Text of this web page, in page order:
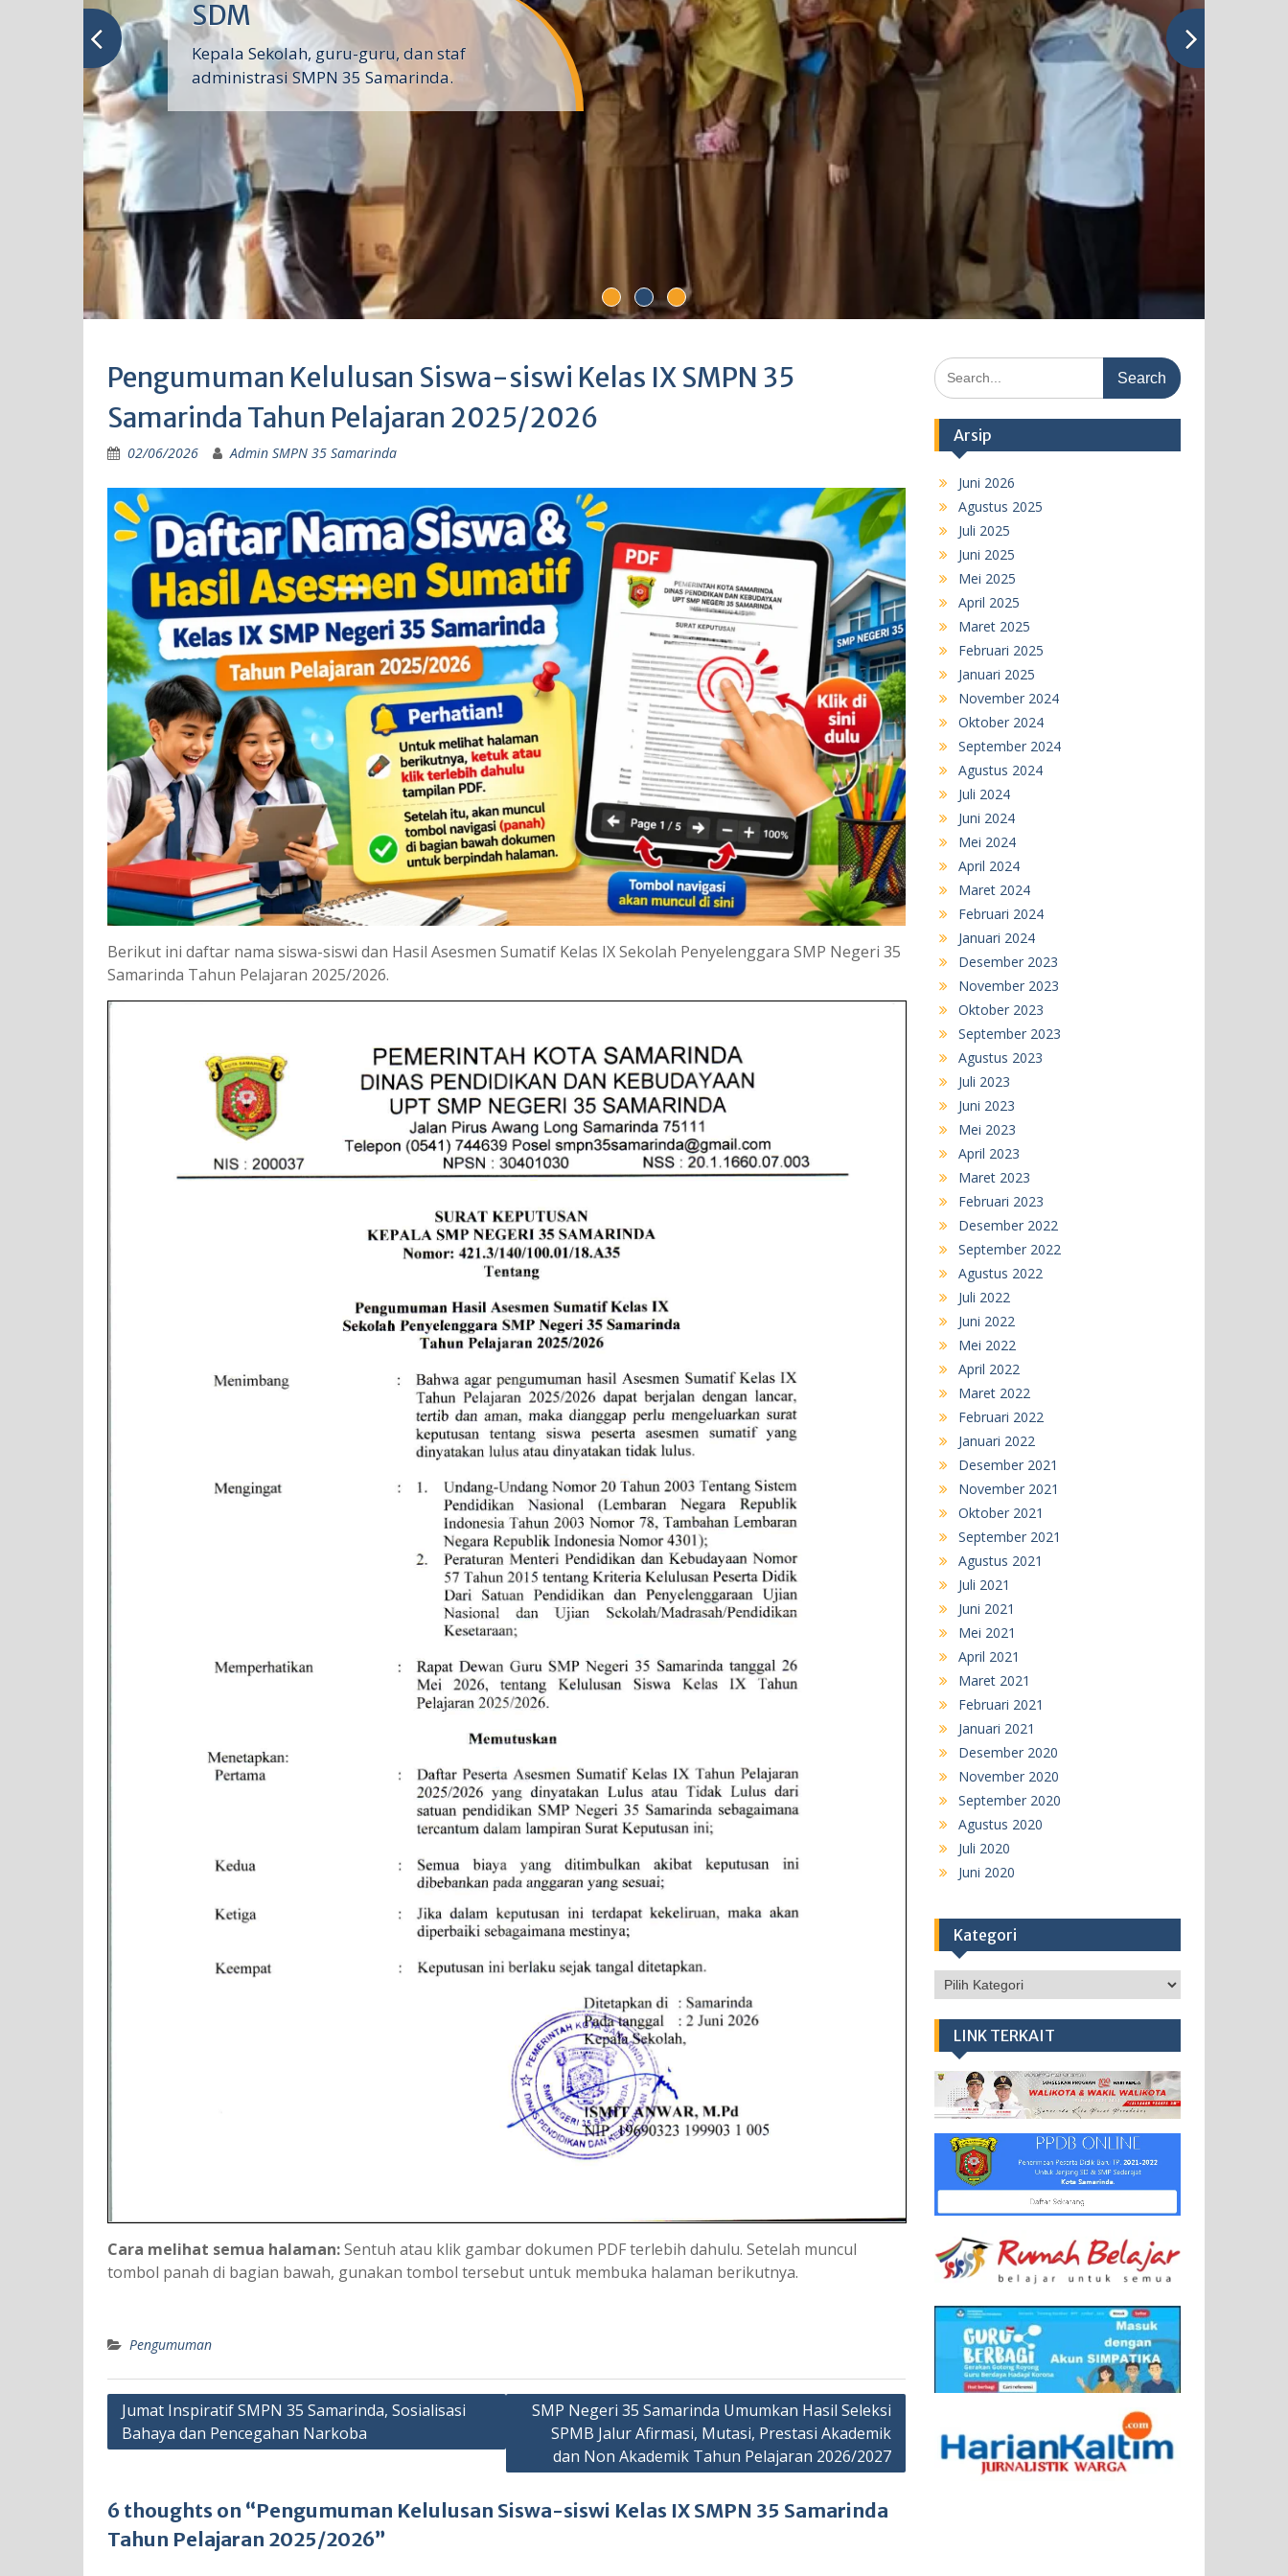
SDM
Kepala Sekolah, guru-guru, dan staf
administrasi SMPN 35 Samarinda.
Pengumuman Kelulusan Siswa-siswi Kelas IX SMPN 35
Samarinda Tahun Pelajaran 2025/2026
02/06/2026 Admin SMPN 35 Samarinda
Berikut ini daftar nama siswa-siswi dan Hasil Asesmen Sumatif Kelas IX Sekolah Penyelenggara SMP Negeri 35
Samarinda Tahun Pelajaran 2025/2026.
Cara melihat semua halaman:Sentuh atau klik gambar dokumen PDF terlebih dahulu. Setelah muncul
tombol panah di bagian bawah, gunakan tombol tersebut untuk membuka halaman berikutnya.
Pengumuman
Navigasi
pos
Jumat Inspiratif SMPN 35 Samarinda, Sosialisasi
Bahaya dan Pencegahan Narkoba
SMP Negeri 35 Samarinda Umumkan Hasil Seleksi
SPMB Jalur Afirmasi, Mutasi, Prestasi Akademik
dan Non Akademik Tahun Pelajaran 2026/2027
6 thoughts on “Pengumuman Kelulusan Siswa-siswi Kelas IX SMPN 35 Samarinda
Tahun Pelajaran 2025/2026”
Search
for:
Arsip
Juni 2026
Agustus 2025
Juli 2025
Juni 2025
Mei 2025
April 2025
Maret 2025
Februari 2025
Januari 2025
November 2024
Oktober 2024
September 2024
Agustus 2024
Juli 2024
Juni 2024
Mei 2024
April 2024
Maret 2024
Februari 2024
Januari 2024
Desember 2023
November 2023
Oktober 2023
September 2023
Agustus 2023
Juli 2023
Juni 2023
Mei 2023
April 2023
Maret 2023
Februari 2023
Desember 2022
September 2022
Agustus 2022
Juli 2022
Juni 2022
Mei 2022
April 2022
Maret 2022
Februari 2022
Januari 2022
Desember 2021
November 2021
Oktober 2021
September 2021
Agustus 2021
Juli 2021
Juni 2021
Mei 2021
April 2021
Maret 2021
Februari 2021
Januari 2021
Desember 2020
November 2020
September 2020
Agustus 2020
Juli 2020
Juni 2020
Kategori
Kategori
LINK TERKAIT